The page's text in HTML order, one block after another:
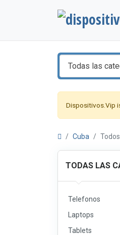
Todas las
Dispositivos.Vip
Cuba
TODAS LAS
Telefonos
Laptops
Tablets